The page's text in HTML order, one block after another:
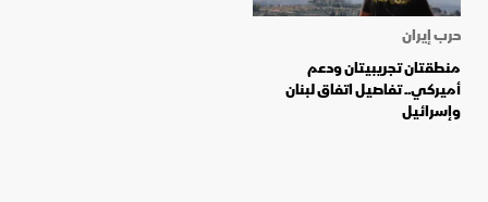
حرب إيران
منطقتان تجريبيتان ودعم
أميركي.. تفاصيل اتفاق لبنان
وإسرائيل